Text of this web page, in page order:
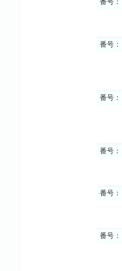
番号：
番号：
番号：
番号：
番号：
番号：